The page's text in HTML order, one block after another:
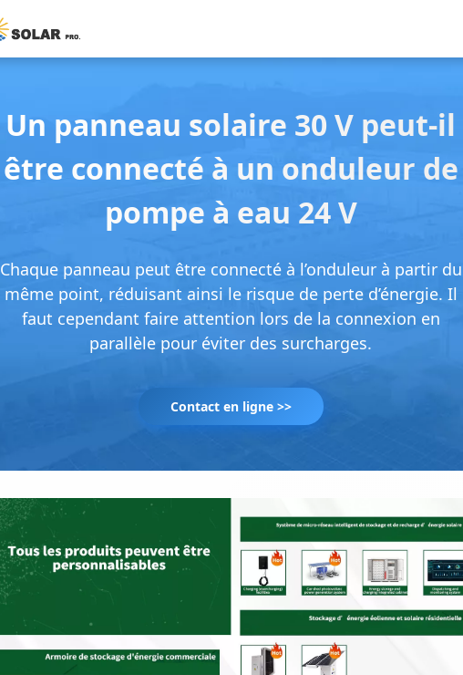
Un panneau solaire 30 V peut-il
être connecté à un onduleur de
pompe à eau 24 V
Chaque panneau peut être connecté à l’onduleur à partir du
même point, réduisant ainsi le risque de perte d’énergie. Il
faut cependant faire attention lors de la connexion en
parallèle pour éviter des surcharges.
Contact en ligne >>